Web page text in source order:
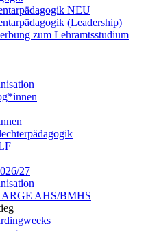
NEU
(Leadership)
zum Lehramtsstudium
27
ARGE AHS/BMHS